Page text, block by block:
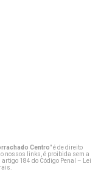
Centro" é de direito
nossos links, é proibida sem a
184 do Código Penal – Lei
.